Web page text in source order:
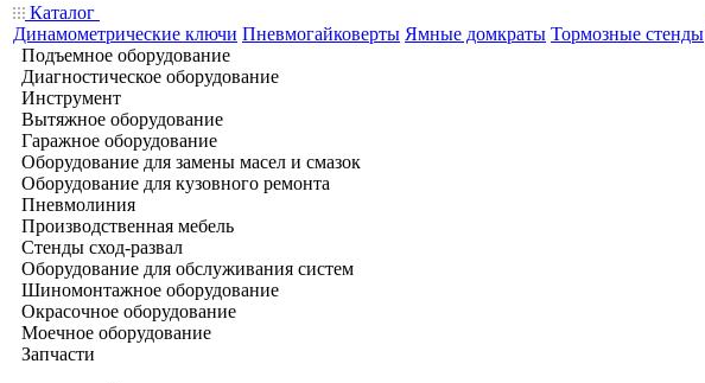
Каталог
Динамометрические ключи Пневмогайковерты Ямные домкраты Тормозные стенды
Подъемное оборудование
Диагностическое оборудование
Инструмент
Вытяжное оборудование
Гаражное оборудование
Оборудование для замены масел и смазок
Оборудование для кузовного ремонта
Пневмолиния
Производственная мебель
Стенды сход-развал
Оборудование для обслуживания систем
Шиномонтажное оборудование
Окрасочное оборудование
Моечное оборудование
Запчасти